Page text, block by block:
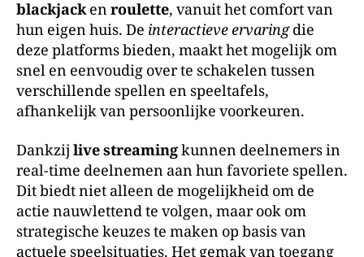
blackjacken roulette, vanuit het comfort van
hun eigen huis. De interactieve ervaringdie
deze platforms bieden, maakt het mogelijk om
snel en eenvoudig over te schakelen tussen
verschillende spellen en speeltafels,
afhankelijk van persoonlijke voorkeuren.
Dankzij live streamingkunnen deelnemers in
real-time deelnemen aan hun favoriete spellen.
Dit biedt niet alleen de mogelijkheid om de
actie nauwlettend te volgen, maar ook om
strategische keuzes te maken op basis van
actuele speelsituaties. Het gemak van toegang